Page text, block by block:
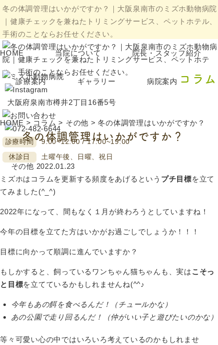
冬の体調管理はいかがですか？｜大阪泉南市のミズホ動物病院
｜健康チェックを兼ねたトリミングサービス、ペットホテル、
手術のことならお任せください。
大阪府泉南市樽井2丁目16番5号
診療時間
9:00~12:00 / 17:00~19:00
休診日
土曜午後、日曜、祝日
HOME 当院について 院長・スタッフ紹介
診療案内 ギャラリー 病院案内 コラム
HOME > コラム > その他 >冬の体調管理はいかがですか？
冬の体調管理はいかがですか？
その他 2022.01.23
ミズホはコラムを更新する頻度をあげるという プチ目標を立て
てみました(^_^)
2022年になって、間もなく１月が終わろうとしていますね！
今年の目標を立てた方はいかがお過ごしでしょうか！！！
目標に向かって順調に進んでいますか？
もしかすると、飼っているワンちゃん猫ちゃんも、実はこそっ
と目標を立てているかもしれませんね(^^♪
今年もあの餌を食べるんだ！（チュールかな）
あの公園で走り回るんだ！（仲がいい子と遊びたいのかな）
等々可愛い心の中ではいろいろ考えているのかもしれませ